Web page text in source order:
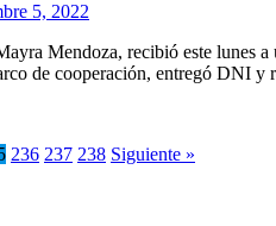
5, 2022
Mendoza, recibió este lunes
de cooperación, entregó DNI y
236 237 238 Siguiente »